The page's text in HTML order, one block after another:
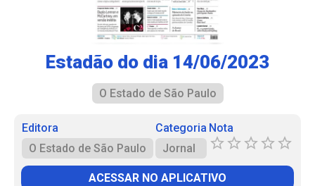
Estadão do dia 14/06/2023
O Estado de São Paulo
Editora
O Estado de São Paulo
Categoria
Jornal
Nota
ACESSAR NO APLICATIVO